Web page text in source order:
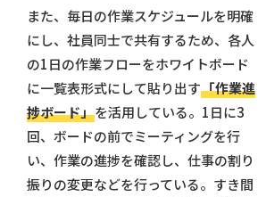
また、毎日の作業スケジュールを明確
にし、社員同士で共有するため、各人
の1日の作業フローをホワイトボード
に一覧表形式にして貼り出す「作業進
捗ボード」を活用している。1日に3
回、ボードの前でミーティングを行
い、作業の進捗を確認し、仕事の割り
振りの変更などを行っている。すき間